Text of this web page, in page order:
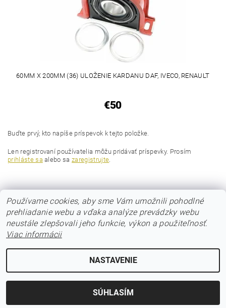
60MM X 200MM (36) ULOŽENIE KARDANU DAF, IVECO, RENAULT
€50
Buďte prvý, kto napíše príspevok k tejto položke.
Len registrovaní používatelia môžu pridávať príspevky. Prosím
prihláste sa alebo sazaregistrujte.
2026 © POLOOS.sk, všetky práva vyhradenéUpraviť nastavenie cookies
Vytvoril Shoptet
Používame cookies, aby sme Vám umožnili pohodlné
prehliadanie webu a vďaka analýze prevádzky webu
neustále zlepšovali jeho funkcie, výkon a použiteľnosť.
Viac informácii
NASTAVENIE
SÚHLASÍM